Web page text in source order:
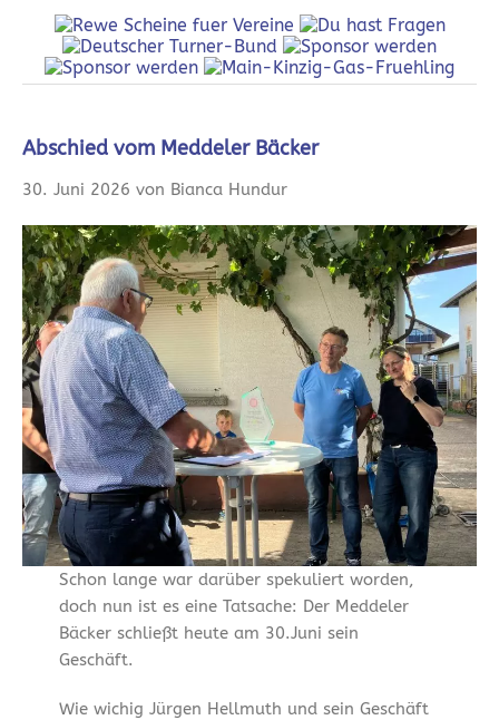
Abschied vom Meddeler Bäcker
30. Juni 2026 von Bianca Hundur
Schon lange war darüber spekuliert worden,
doch nun ist es eine Tatsache: Der Meddeler
Bäcker schließt heute am 30.Juni sein
Geschäft.
Wie wichig Jürgen Hellmuth und sein Geschäft